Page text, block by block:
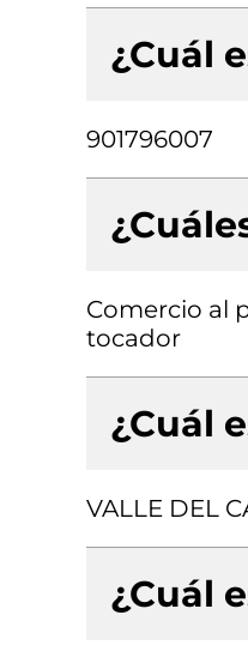
¿Cuál
901796007
Comercio al
tocador
¿Cuál
VALLE DEL
¿Cuál